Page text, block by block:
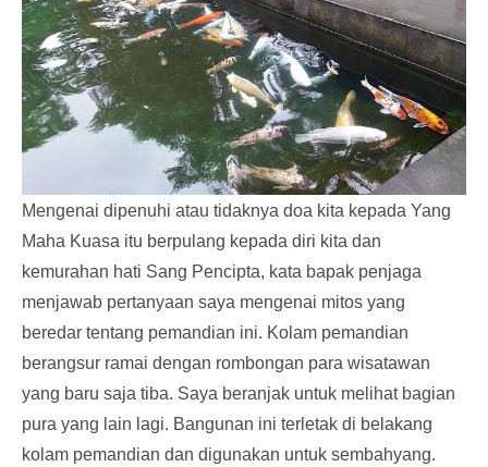
Mengenai dipenuhi atau tidaknya doa kita kepada Yang
Maha Kuasa itu berpulang kepada diri kita dan
kemurahan hati Sang Pencipta, kata bapak penjaga
menjawab pertanyaan saya mengenai mitos yang
beredar tentang pemandian ini. Kolam pemandian
berangsur ramai dengan rombongan para wisatawan
yang baru saja tiba. Saya beranjak untuk melihat bagian
pura yang lain lagi. Bangunan ini terletak di belakang
kolam pemandian dan digunakan untuk sembahyang.